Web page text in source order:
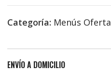
Categoría: Menús Oferta
ENVÍO A DOMICILIO